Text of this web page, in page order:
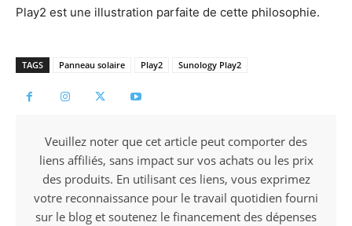
Play2 est une illustration parfaite de cette philosophie.
TAGS Panneau solaire Play2 Sunology Play2
Veuillez noter que cet article peut comporter des
liens affiliés, sans impact sur vos achats ou les prix
des produits. En utilisant ces liens, vous exprimez
votre reconnaissance pour le travail quotidien fourni
sur le blog et soutenez le financement des dépenses